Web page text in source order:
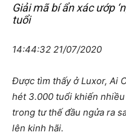
Giải mã bí ẩn xác ướp
tuổi
14:44:32 21/07/2020
Được tìm thấy ở Luxor, Ai
hét 3.000 tuổi khiến
trong tư thế đầu ngửa ra
lên kinh hãi.